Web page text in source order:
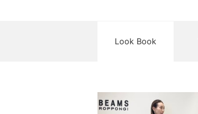
Look Book